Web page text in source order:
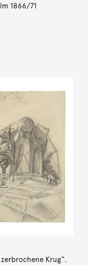
1866/71
Krug“.